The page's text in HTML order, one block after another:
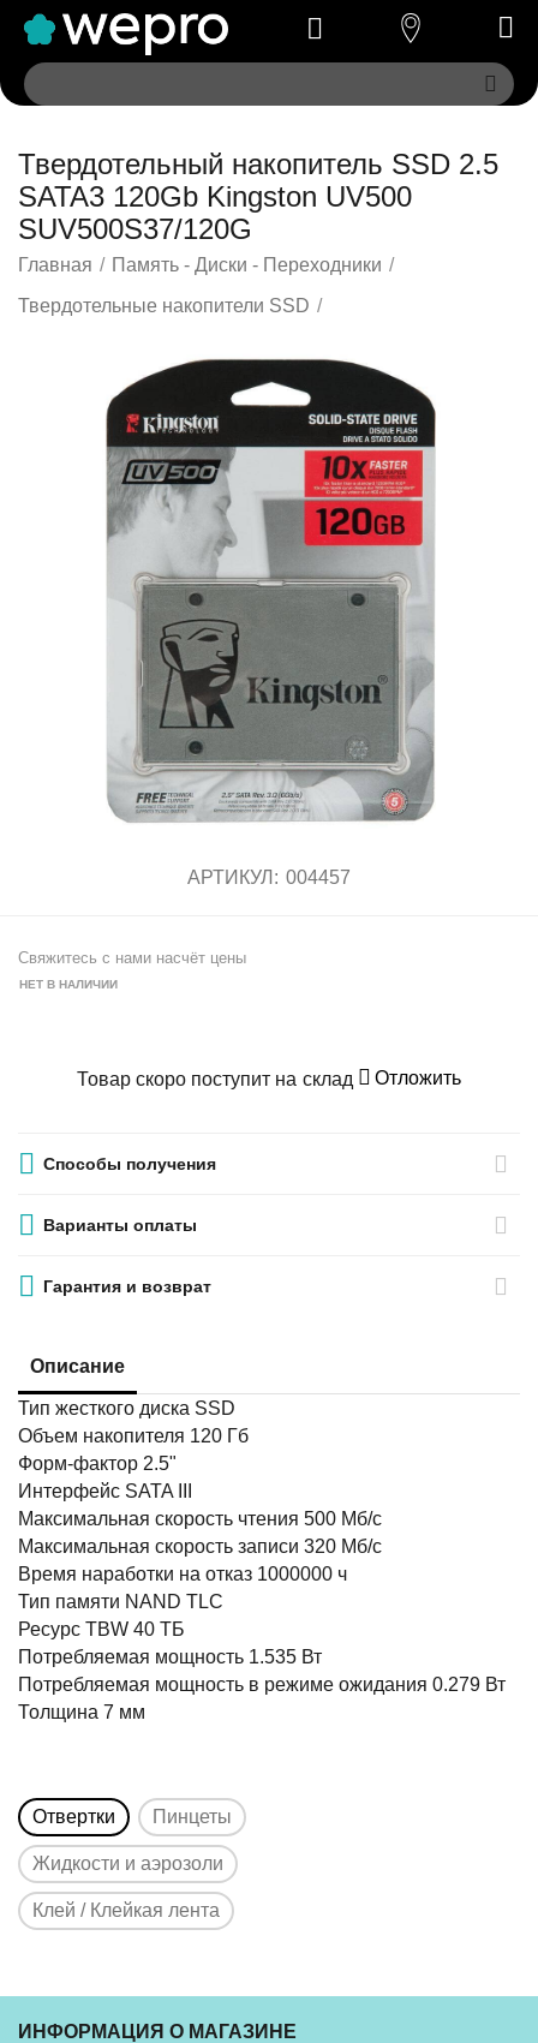
Твердотельный накопитель SSD 2.5
SATA3 120Gb Kingston UV500
SUV500S37/120G
Главная / Память - Диски - Переходники /
Твердотельные накопители SSD /
АРТИКУЛ: 004457
Свяжитесь с нами насчёт цены
НЕТ В НАЛИЧИИ
Товар скоро поступит на склад Отложить
Способы получения
Варианты оплаты
Гарантия и возврат
Описание
Тип жесткого диска SSD
Объем накопителя 120 Гб
Форм-фактор 2.5"
Интерфейс SATA III
Максимальная скорость чтения 500 Мб/с
Максимальная скорость записи 320 Мб/с
Время наработки на отказ 1000000 ч
Тип памяти NAND TLC
Ресурс TBW 40 ТБ
Потребляемая мощность 1.535 Вт
Потребляемая мощность в режиме ожидания 0.279 Вт
Толщина 7 мм
Отвертки Пинцеты
Жидкости и аэрозоли
Клей / Клейкая лента
ИНФОРМАЦИЯ О МАГАЗИНЕ